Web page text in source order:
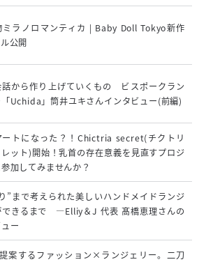
ミラノロマンティカ | Baby Doll Tokyo新作
公開
話から作り上げていくもの ビスポークラン
Uchida」筒井ユキさんインタビュー(前編)
ートになった？！Chictria secret(チクトリ
ット)開始！乳首の存在意義を見直すプロジ
加してみませんか？
”まで考えられた美しいハンドメイドランジ
できるまで ―Elliy＆J 代表 髙橋恵理さんの
ー
案するファッション×ランジェリー。二刀